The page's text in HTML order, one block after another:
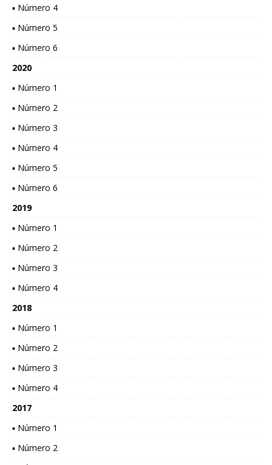
▪ Número 4
▪ Número 5
▪ Número 6
2020
▪ Número 1
▪ Número 2
▪ Número 3
▪ Número 4
▪ Número 5
▪ Número 6
2019
▪ Número 1
▪ Número 2
▪ Número 3
▪ Número 4
2018
▪ Número 1
▪ Número 2
▪ Número 3
▪ Número 4
2017
▪ Número 1
▪ Número 2